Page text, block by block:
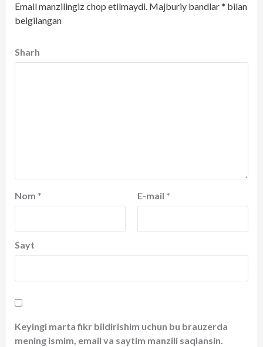
Email manzilingiz chop etilmaydi. Majburiy bandlar* bilan
belgilangan
Sharh
Nom * E-mail *
Sayt
Keyingi marta fikr bildirishim uchun bu brauzerda
mening ismim, email va saytim manzili saqlansin.